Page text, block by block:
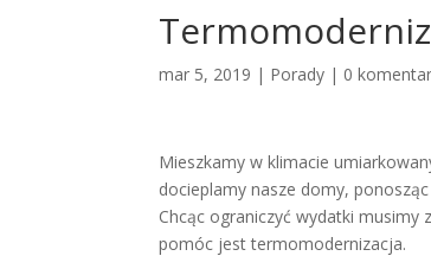
mar 5, 2019 | Porady | 0
Mieszkamy w klimacie
docieplamy nasze domy,
Chcąc ograniczyć wydatki
pomóc jest termomodernizacja.